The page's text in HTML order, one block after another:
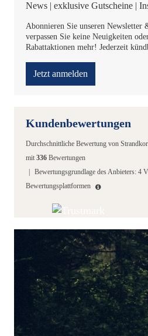
News | exklusive Gutscheine |
Abonnieren Sie unseren Newsletter
verpassen Sie keine Neuigkeiten
Rabattaktionen mehr! Jederzeit
Jetzt anmelden
Kundenbewertungen
Durchschnittliche Bewertung von
mit 336 Bewertungen
Bewertungsgrundlage des Anbieters: 4
Bewertungsplattformen